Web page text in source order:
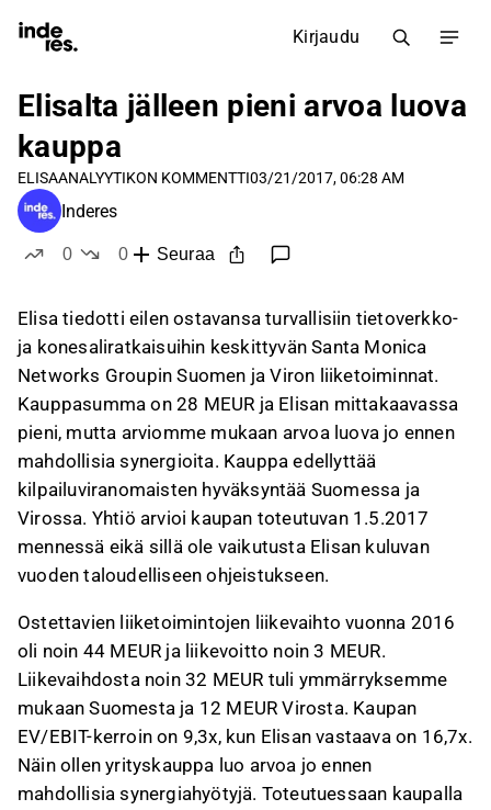
Kirjaudu
Elisalta jälleen pieni arvoa luova
kauppa
ELISAANALYYTIKON KOMMENTTI03/21/2017, 06:28 AM
Inderes
0
0
Seuraa
Elisa tiedotti eilen ostavansa turvallisiin tietoverkko-
ja konesaliratkaisuihin keskittyvän Santa Monica
Networks Groupin Suomen ja Viron liiketoiminnat.
Kauppasumma on 28 MEUR ja Elisan mittakaavassa
pieni, mutta arviomme mukaan arvoa luova jo ennen
mahdollisia synergioita. Kauppa edellyttää
kilpailuviranomaisten hyväksyntää Suomessa ja
Virossa. Yhtiö arvioi kaupan toteutuvan 1.5.2017
mennessä eikä sillä ole vaikutusta Elisan kuluvan
vuoden taloudelliseen ohjeistukseen.
Ostettavien liiketoimintojen liikevaihto vuonna 2016
oli noin 44 MEUR ja liikevoitto noin 3 MEUR.
Liikevaihdosta noin 32 MEUR tuli ymmärryksemme
mukaan Suomesta ja 12 MEUR Virosta. Kaupan
EV/EBIT-kerroin on 9,3x, kun Elisan vastaava on 16,7x.
Näin ollen yrityskauppa luo arvoa jo ennen
mahdollisia synergiahyötyjä. Toteutuessaan kaupalla